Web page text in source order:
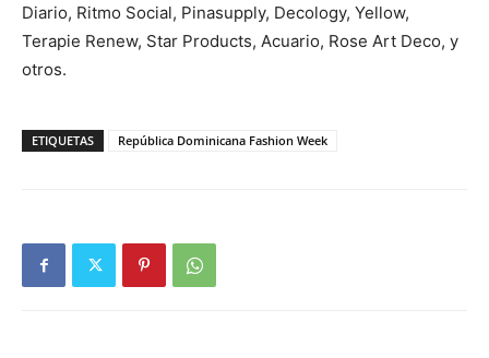
Diario, Ritmo Social, Pinasupply, Decology, Yellow,
Terapie Renew, Star Products, Acuario, Rose Art Deco, y
otros.
ETIQUETAS República Dominicana Fashion Week